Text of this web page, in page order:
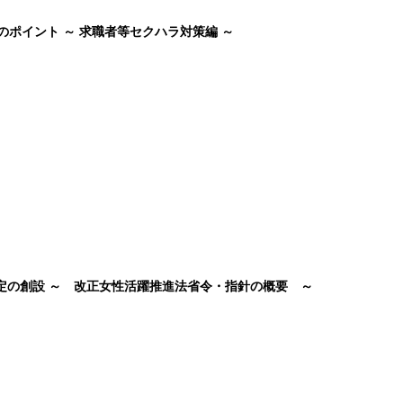
ポイント ～ 求職者等セクハラ対策編 ～
の創設 ～ 改正女性活躍推進法省令・指針の概要 ～